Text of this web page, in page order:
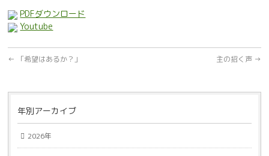
PDFダウンロード
Youtube
← 「希望はあるか？」 主の招く声 →
年別アーカイブ
2026年